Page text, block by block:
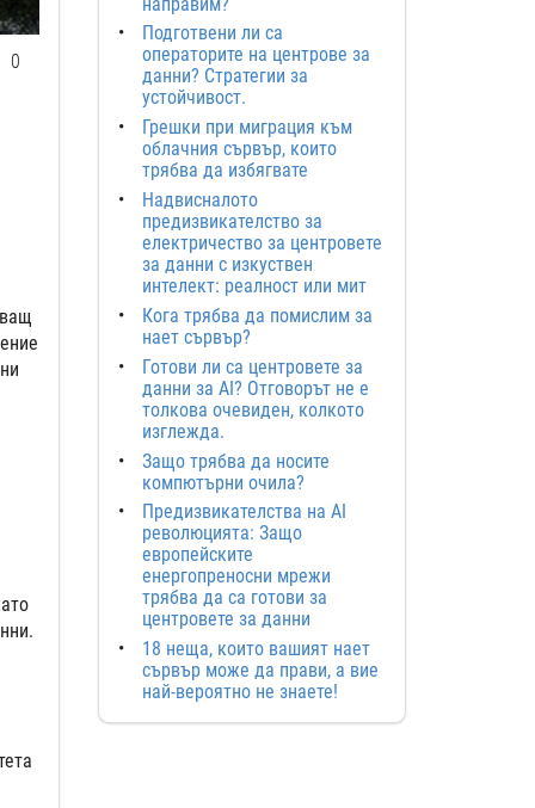
0
Подготвени ли са
операторите на центрове за
данни? Стратегии за
устойчивост.
Грешки при миграция към
облачния сървър, които
трябва да избягвате
Надвисналото
предизвикателство за
електричество за центровете
за данни с изкуствен
интелект: реалност или мит
Кога трябва да помислим за
нает сървър?
Готови ли са центровете за
данни за AI? Отговорът не е
толкова очевиден, колкото
изглежда.
Защо трябва да носите
компютърни очила?
Предизвикателства на AI
революцията: Защо
европейските
енергопреносни мрежи
трябва да са готови за
центровете за данни
18 неща, които вашият нает
сървър може да прави, а вие
най-вероятно не знаете!